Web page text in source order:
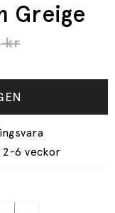
Greige
kr
6 veckor